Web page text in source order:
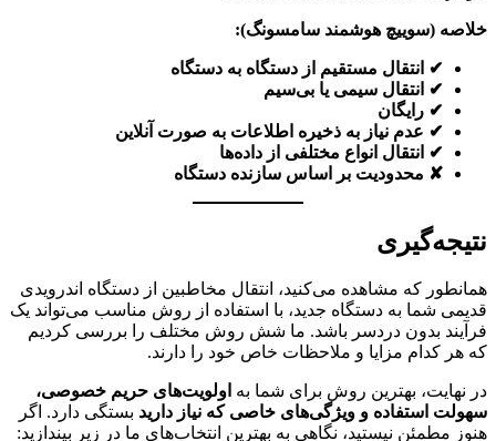
خلاصه (سوییچ هوشمند سامسونگ):
✔ انتقال مستقیم از دستگاه به دستگاه
✔ انتقال سیمی یا بی‌سیم
✔ رایگان
✔ عدم نیاز به ذخیره اطلاعات به صورت آنلاین
✔ انتقال انواع مختلفی از داده‌ها
✘ محدودیت بر اساس سازنده دستگاه
نتیجه‌گیری
همانطور که مشاهده می‌کنید، انتقال مخاطبین از دستگاه اندرویدی
قدیمی شما به دستگاه جدید، با استفاده از روش مناسب می‌تواند یک
فرآیند بدون دردسر باشد. ما شش روش مختلف را بررسی کردیم
که هر کدام مزایا و ملاحظات خاص خود را دارند.
در نهایت، بهترین روش برای شما به اولویت‌های حریم خصوصی،
سهولت استفاده و ویژگی‌های خاصی که نیاز دارید بستگی دارد. اگر
هنوز مطمئن نیستید، نگاهی به بهترین انتخاب‌های ما در زیر بیندازید: